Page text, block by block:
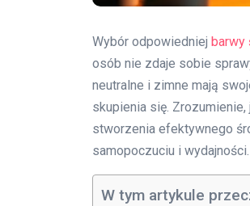
Wybór odpowiedniej barwy
osób nie zdaje sobie
neutralne i zimne mają
skupienia się.
stworzenia efektywnego
samopoczuciu i wydajności.
W tym artykule